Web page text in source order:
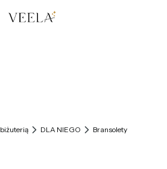
0. Zobacz szczegóły
DLA NIEGO Bransolety